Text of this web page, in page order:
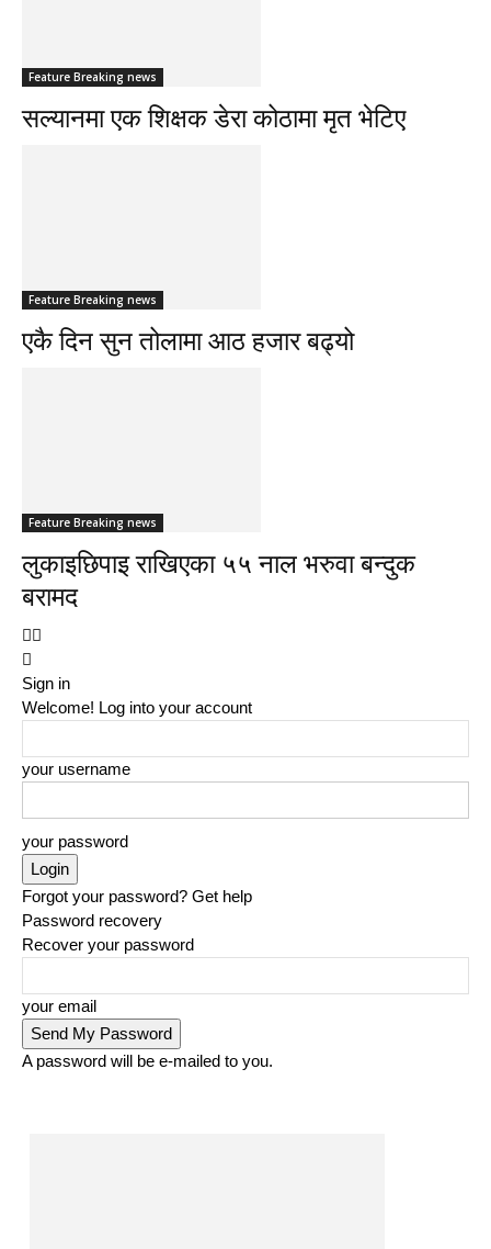
Feature Breaking news
सल्यानमा एक शिक्षक डेरा कोठामा मृत भेटिए
Feature Breaking news
एकै दिन सुन तोलामा आठ हजार बढ्यो
Feature Breaking news
लुकाइछिपाइ राखिएका ५५ नाल भरुवा बन्दुक
बरामद
Sign in
Welcome! Log into your account
your username
your password
Forgot your password? Get help
Password recovery
Recover your password
your email
A password will be e-mailed to you.